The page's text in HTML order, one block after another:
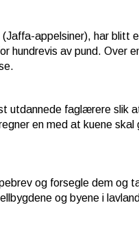
appelsiner), har blitt
av pund. Over
utdannede faglærere slik
en med at kuene
og forsegle dem og
og byene i